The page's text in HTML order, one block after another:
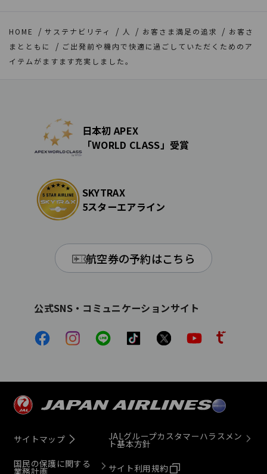
HOME サステナビリティ 人 お客さま満足の追求
お客さ
まとともに
ご出発前や機内で快適に過ごしていただくためのア
イテムがますます充実しました。
日本初 APEX
「WORLD CLASS」受賞
SKYTRAX
5スターエアライン
航空券の予約はこちら
公式SNS・コミュニケーションサイト
サイトマップ
国民の保護に関する
業務計画
JALグループカスタマーハラスメン
ト基本方針
サイト利用規約